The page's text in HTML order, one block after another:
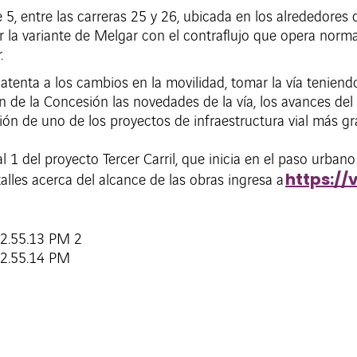
5, entre las carreras 25 y 26, ubicada en los alrededores
la variante de Melgar con el contraflujo que opera
a los cambios en la movilidad, tomar la vía
la Concesión las novedades de la vía, los avances
de uno de los proyectos de infraestructura vial más
1 del proyecto Tercer Carril, que inicia en el paso
acerca del alcance de las obras ingresa a https://